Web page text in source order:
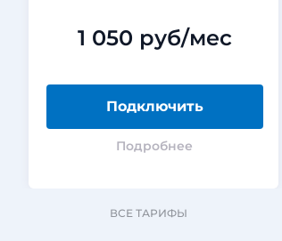
1 050 руб/мес
Подключить
Подробнее
ВСЕ ТАРИФЫ